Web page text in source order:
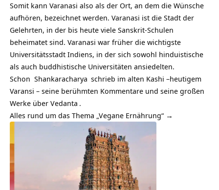
Somit kann Varanasi also als der Ort, an dem die Wünsche
aufhören, bezeichnet werden. Varanasi ist die Stadt der
Gelehrten, in der bis heute viele Sanskrit-Schulen
beheimatet sind. Varanasi war früher die wichtigste
Universitätsstadt Indiens, in der sich sowohl hinduistische
als auch buddhistische Universitäten ansiedelten.
Schon Shankaracharya schrieb im alten Kashi –heutigem
Varansi – seine berühmten Kommentare und seine großen
Werke über Vedanta .
Alles rund um das Thema „Vegane Ernährung“ →